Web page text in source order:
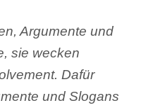
Argumente und
sie wecken
Dafür
und Slogans